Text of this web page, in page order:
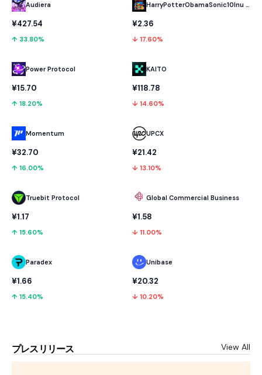
Audiera
¥427.54
↑ 33.80%
Power Protocol
¥15.70
↑ 18.20%
Momentum
¥32.70
↑ 16.00%
Truebit Protocol
¥1.17
↑ 15.60%
Paradex
¥1.66
↑ 15.40%
HarryPotterObamaSonic10Inu (ETH)
¥2.36
↓ 17.60%
KAITO
¥118.78
↓ 14.60%
UPCX
¥21.42
↓ 13.10%
Global Commercial Business
¥1.58
↓ 11.00%
Unibase
¥20.32
↓ 10.20%
プレスリリース View All